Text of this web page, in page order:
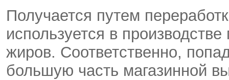
Получается путем
используется в
жиров. Соответственно,
большую часть магазинной